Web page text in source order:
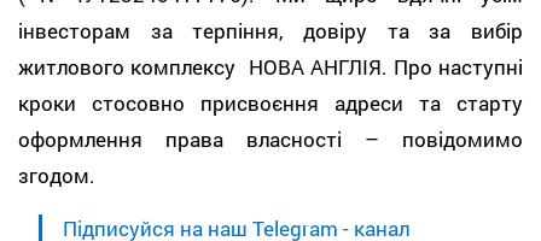
інвесторам за терпіння, довіру та за вибір
житлового комплексу НОВА АНГЛІЯ. Про наступні
кроки стосовно присвоєння адреси та старту
оформлення права власності – повідомимо
згодом.
Підписуйся на наш Telegram - канал